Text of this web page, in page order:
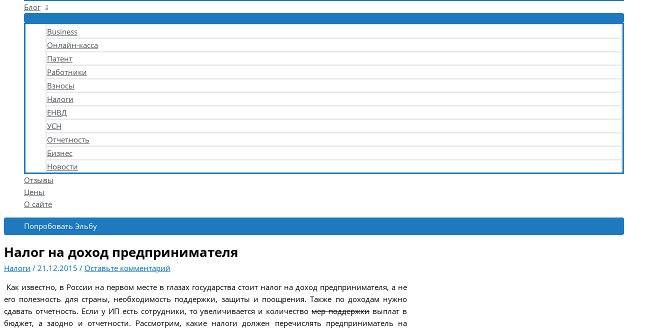
Блог
Business
Онлайн-касса
Патент
Работники
Взносы
Налоги
ЕНВД
УСН
Отчетность
Бизнес
Новости
Отзывы
Цены
О сайте
Попробовать Эльбу
Налог на доход предпринимателя
Налоги / 21.12.2015 / Оставьте комментарий
Как известно, в России на первом месте в глазах государства стоит налог на доход предпринимателя, а не
его полезность для страны, необходимость поддержки, защиты и поощрения. Также по доходам нужно
сдавать отчетность. Если у ИП есть сотрудники, то увеличивается и количествомер поддержкивыплат в
бюджет, а заодно и отчетности. Рассмотрим, какие налоги должен перечислять предприниматель на